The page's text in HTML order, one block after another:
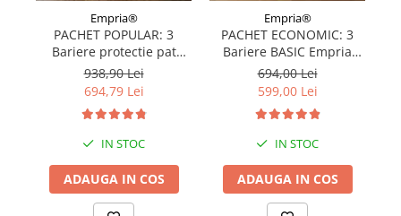
Empria®
PACHET POPULAR: 3
Bariere protectie pat
copii, SELECT, 160x200
cm
938,90 Lei
694,79 Lei
IN STOC
ADAUGA IN COS
Empria®
PACHET ECONOMIC: 3
Bariere BASIC Empria
protectie pat 160X200 cm
+ bara stabilizatoare
694,00 Lei
599,00 Lei
IN STOC
ADAUGA IN COS